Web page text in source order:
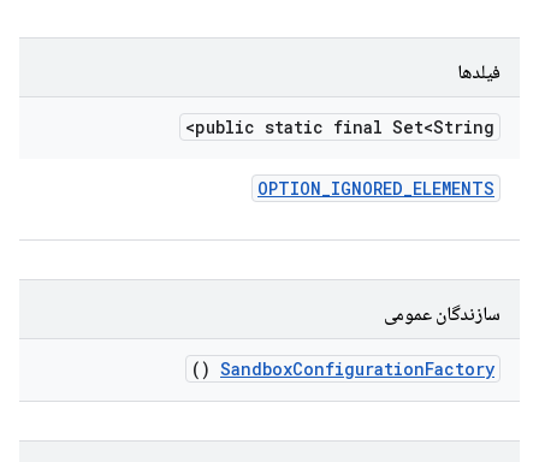
فیلدها
public static final Set<String>
OPTION_IGNORED_ELEMENTS
سازندگان عمومی
SandboxConfigurationFactory
()